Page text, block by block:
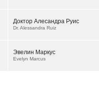
Доктор Алесандра Руис
Dr. Alessandra Ruiz
Эвелин Маркус
Evelyn Marcus